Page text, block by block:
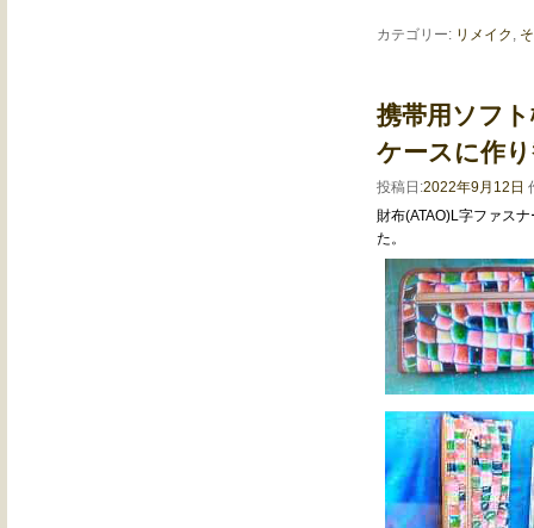
カテゴリー: リメイク
携帯用ソフ
ケースに作
投稿日:2022年9月12日
財布(ATAO)L字ファス
た。